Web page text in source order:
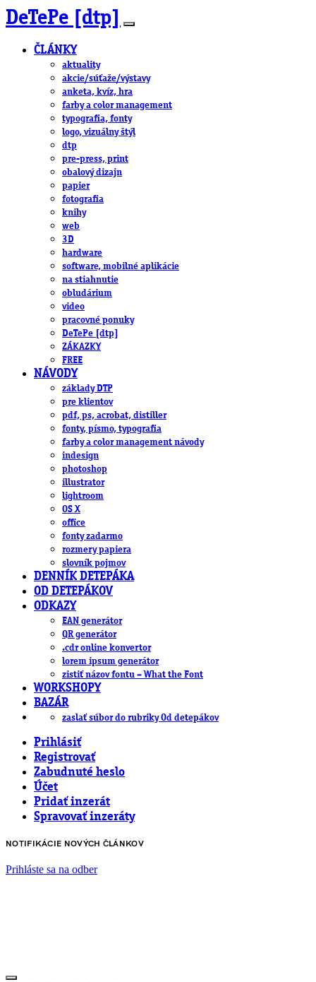
DeTePe [dtp]
ČLÁNKY
aktuality
akcie/súťaže/výstavy
anketa, kvíz, hra
farby a color management
typografia, fonty
logo, vizuálny štýl
dtp
pre-press, print
obalový dizajn
papier
fotografia
knihy
web
3D
hardware
software, mobilné aplikácie
na stiahnutie
obludárium
video
pracovné ponuky
DeTePe [dtp]
ZÁKAZKY
FREE
NÁVODY
základy DTP
pre klientov
pdf, ps, acrobat, distiller
fonty, písmo, typografia
farby a color management návody
indesign
photoshop
illustrator
lightroom
OS X
office
fonty zadarmo
rozmery papiera
slovník pojmov
DENNÍK DETEPÁKA
OD DETEPÁKOV
ODKAZY
EAN generátor
QR generátor
.cdr online konvertor
lorem ipsum generátor
zistiť názov fontu – What the Font
WORKSHOPY
BAZÁR
zaslať súbor do rubriky Od detepákov
Prihlásiť
Registrovať
Zabudnuté heslo
Účet
Pridať inzerát
Spravovať inzeráty
NOTIFIKÁCIE NOVÝCH ČLÁNKOV
Prihláste sa na odber